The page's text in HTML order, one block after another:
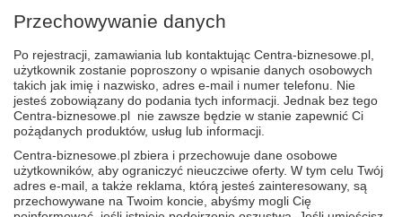
Przechowywanie danych
Po rejestracji, zamawiania lub kontaktując Centra-biznesowe.pl,
użytkownik zostanie poproszony o wpisanie danych osobowych
takich jak imię i nazwisko, adres e-mail i numer telefonu. Nie
jesteś zobowiązany do podania tych informacji. Jednak bez tego
Centra-biznesowe.pl nie zawsze będzie w stanie zapewnić Ci
pożądanych produktów, usług lub informacji.
Centra-biznesowe.pl zbiera i przechowuje dane osobowe
użytkowników, aby ograniczyć nieuczciwe oferty. W tym celu Twój
adres e-mail, a także reklama, którą jesteś zainteresowany, są
przechowywane na Twoim koncie, abyśmy mogli Cię